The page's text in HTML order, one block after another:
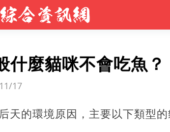
什麼貓咪不會吃魚？
17
天的環境原因，主要以下類型的